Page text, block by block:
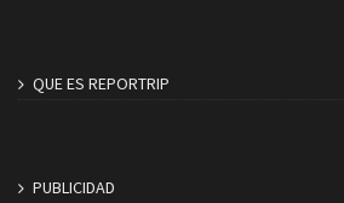
QUE ES REPORTRIP
PUBLICIDAD